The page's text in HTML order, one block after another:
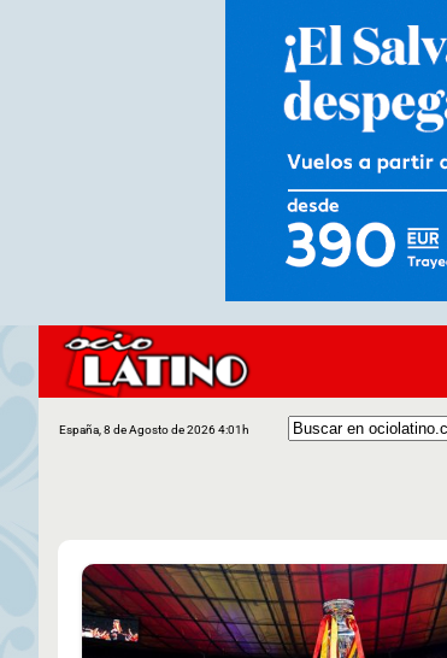
España, 8 de Agosto de 2026 4:01h